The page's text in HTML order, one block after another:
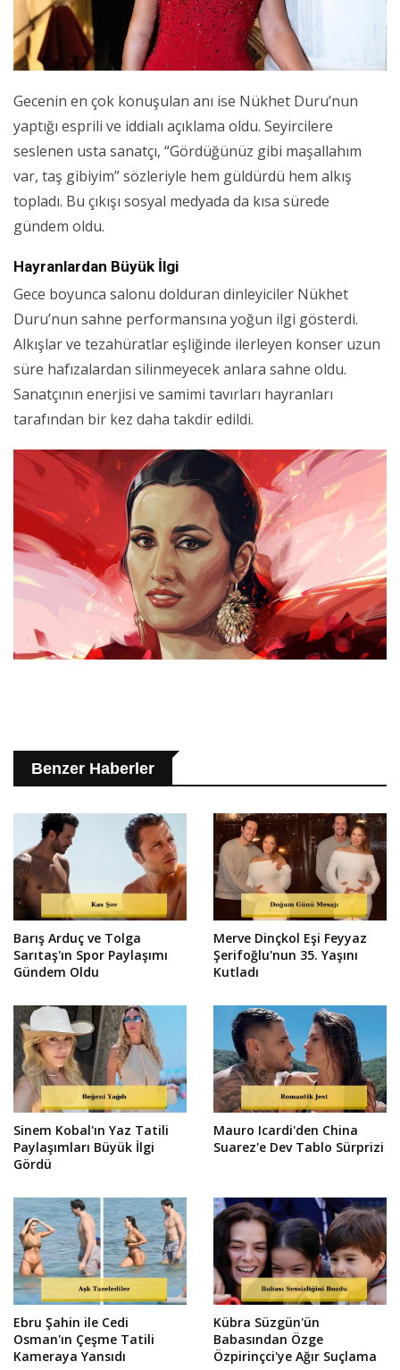
Gecenin en çok konuşulan anı ise Nükhet Duru’nun
yaptığı esprili ve iddialı açıklama oldu. Seyircilere
seslenen usta sanatçı, “Gördüğünüz gibi maşallahım
var, taş gibiyim” sözleriyle hem güldürdü hem alkış
topladı. Bu çıkışı sosyal medyada da kısa sürede
gündem oldu.
Hayranlardan Büyük İlgi
Gece boyunca salonu dolduran dinleyiciler Nükhet
Duru’nun sahne performansına yoğun ilgi gösterdi.
Alkışlar ve tezahüratlar eşliğinde ilerleyen konser uzun
süre hafızalardan silinmeyecek anlara sahne oldu.
Sanatçının enerjisi ve samimi tavırları hayranları
tarafından bir kez daha takdir edildi.
Benzer Haberler
Barış Arduç ve Tolga
Sarıtaş'ın Spor Paylaşımı
Gündem Oldu
Merve Dinçkol Eşi Feyyaz
Şerifoğlu'nun 35. Yaşını
Kutladı
Sinem Kobal'ın Yaz Tatili
Paylaşımları Büyük İlgi
Gördü
Mauro Icardi'den China
Suarez'e Dev Tablo Sürprizi
Ebru Şahin ile Cedi
Osman'ın Çeşme Tatili
Kameraya Yansıdı
Kübra Süzgün'ün
Babasından Özge
Özpirinçci'ye Ağır Suçlama